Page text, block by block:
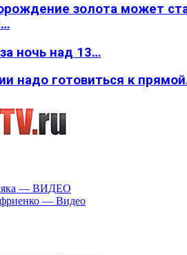
золота может
ночь над 13…
надо готовиться к
— ВИДЕО
— Видео